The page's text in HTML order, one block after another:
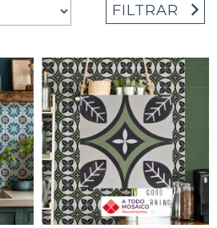
FILTRAR